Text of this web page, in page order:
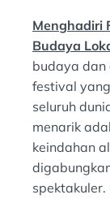
N
Menghadiri
Budaya
budaya dan
festival
seluruh
menarik
keindahan